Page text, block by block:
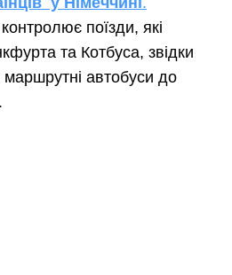
поїзди, які
та Котбуса, звідки
автобуси до